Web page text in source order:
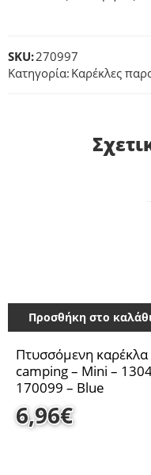
SKU:270997
Κατηγορία: Καρέκλες
Προσθήκη στο
Πτυσσόμενη καρέκλα
camping – Mini –
170099 – Blue
6,96€